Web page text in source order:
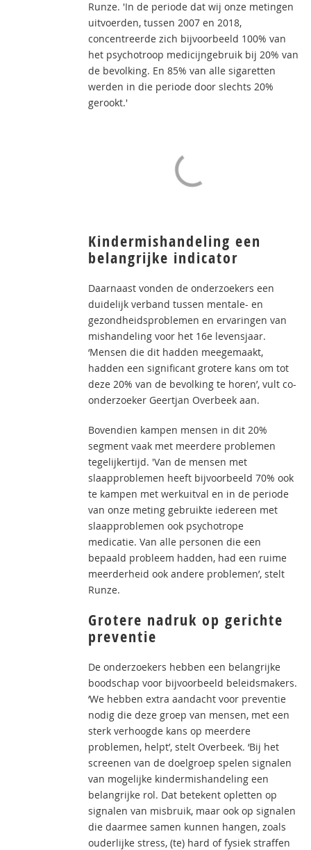
Runze. 'In de periode dat wij onze metingen
uitvoerden, tussen 2007 en 2018,
concentreerde zich bijvoorbeeld 100% van
het psychotroop medicijngebruik bij 20% van
de bevolking. En 85% van alle sigaretten
werden in die periode door slechts 20%
gerookt.'
Kindermishandeling een
belangrijke indicator
Daarnaast vonden de onderzoekers een
duidelijk verband tussen mentale- en
gezondheidsproblemen en ervaringen van
mishandeling voor het 16e levensjaar.
‘Mensen die dit hadden meegemaakt,
hadden een significant grotere kans om tot
deze 20% van de bevolking te horen’, vult co-
onderzoeker Geertjan Overbeek aan.
Bovendien kampen mensen in dit 20%
segment vaak met meerdere problemen
tegelijkertijd. 'Van de mensen met
slaapproblemen heeft bijvoorbeeld 70% ook
te kampen met werkuitval en in de periode
van onze meting gebruikte iedereen met
slaapproblemen ook psychotrope
medicatie. Van alle personen die een
bepaald probleem hadden, had een ruime
meerderheid ook andere problemen’, stelt
Runze.
Grotere nadruk op gerichte
preventie
De onderzoekers hebben een belangrijke
boodschap voor bijvoorbeeld beleidsmakers.
‘We hebben extra aandacht voor preventie
nodig die deze groep van mensen, met een
sterk verhoogde kans op meerdere
problemen, helpt’, stelt Overbeek. ‘Bij het
screenen van de doelgroep spelen signalen
van mogelijke kindermishandeling een
belangrijke rol. Dat betekent opletten op
signalen van misbruik, maar ook op signalen
die daarmee samen kunnen hangen, zoals
ouderlijke stress, (te) hard of fysiek straffen